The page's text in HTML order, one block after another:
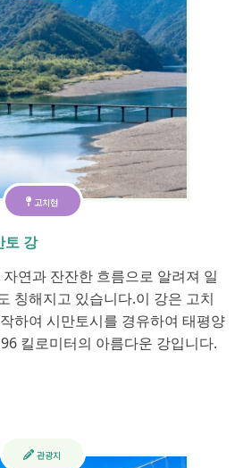
고치현
토 강
연과 잔잔한 흐름으로 알려져 일
칭해지고 있습니다.이 강은 고치
하여 시만토시를 경유하여 태평양
킬로미터의 아름다운 강입니다.
관광지